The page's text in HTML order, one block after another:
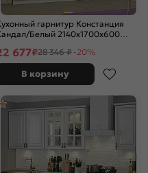
гарнитур Констанция
Белый 2140x1700x600
677₽28 346 ₽ -20%
В корзину